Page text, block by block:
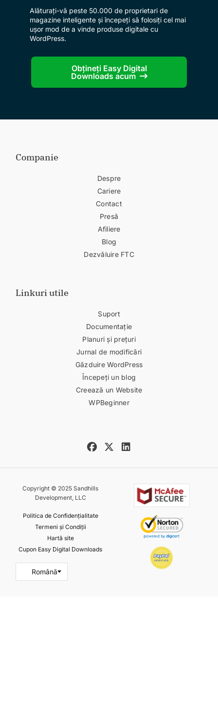
Alăturați-vă peste 50.000 de proprietari de
magazine inteligente și începeți să folosiți cel mai
ușor mod de a vinde produse digitale cu
WordPress.
Obțineți Easy Digital
Downloads acum
Companie
Despre
Cariere
Contact
Presă
Afiliere
Blog
Dezvăluire FTC
Linkuri utile
Suport
Documentație
Planuri și prețuri
Jurnal de modificări
Găzduire WordPress
Începeți un blog
Creează un Website
WPBeginner
Copyright © 2025 Sandhills
Development, LLC
Politica de Confidențialitate
Termeni și Condiții
Hartă site
Cupon Easy Digital Downloads